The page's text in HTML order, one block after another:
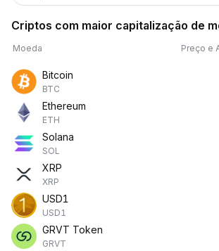
Criptos com maior capitalização de
Moeda Preço e
Bitcoin
BTC
Ethereum
ETH
Solana
SOL
XRP
XRP
USD1
USD1
GRVT Token
GRVT